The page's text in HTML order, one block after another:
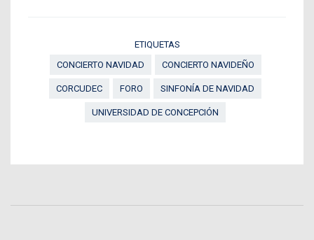
ETIQUETAS
CONCIERTO NAVIDAD
CONCIERTO NAVIDEÑO
CORCUDEC FORO SINFONÍA DE NAVIDAD
UNIVERSIDAD DE CONCEPCIÓN